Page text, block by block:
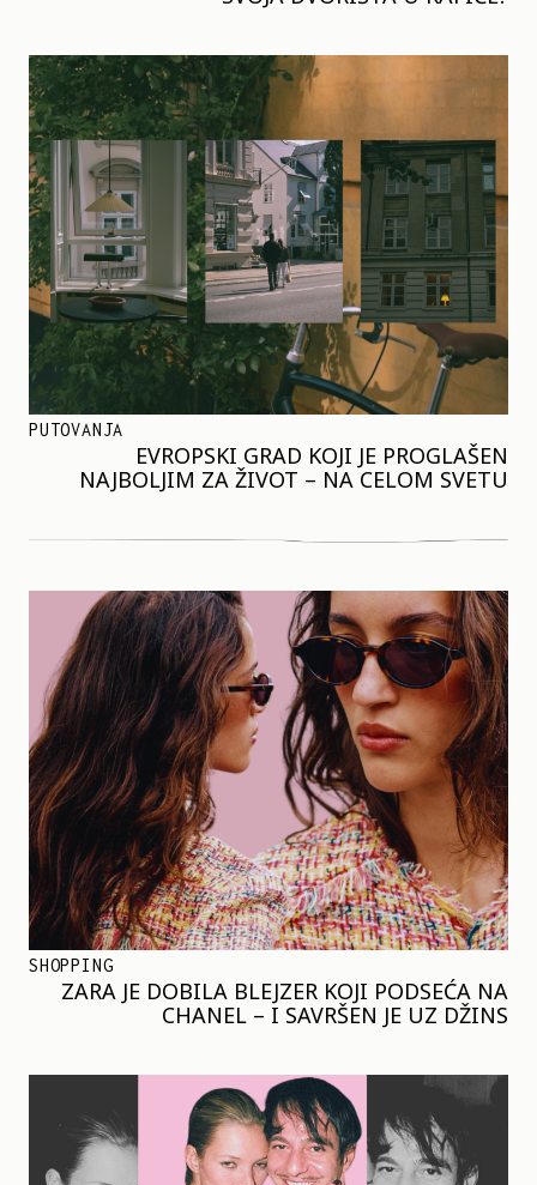
PUTOVANJA
EVROPSKI GRAD KOJI JE PROGLAŠEN
NAJBOLJIM ZA ŽIVOT – NA CELOM SVETU
SHOPPING
ZARA JE DOBILA BLEJZER KOJI PODSEĆA NA
CHANEL – I SAVRŠEN JE UZ DŽINS